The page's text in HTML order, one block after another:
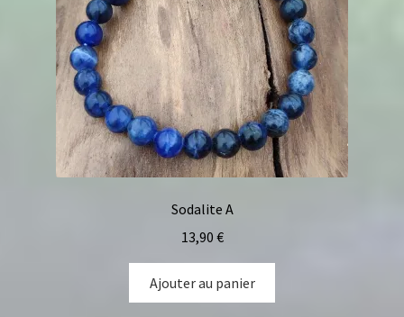
Sodalite A
13,90 €
Ajouter au panier